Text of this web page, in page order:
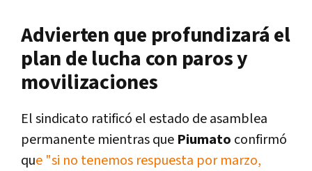
Advierten que profundizará el
plan de lucha con paros y
movilizaciones
El sindicato ratificó el estado de asamblea
permanente mientras que Piumato confirmó
que "si no tenemos respuesta por marzo,